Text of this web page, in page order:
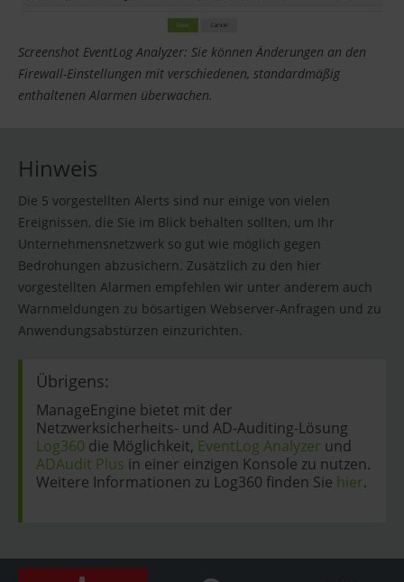
Screenshot EventLog Analyzer: Sie können Änderungen an den
Firewall-Einstellungen mit verschiedenen, standardmäßig
enthaltenen Alarmen überwachen.
Hinweis
Die 5 vorgestellten Alerts sind nur einige von vielen
Ereignissen, die Sie im Blick behalten sollten, um Ihr
Unternehmensnetzwerk so gut wie möglich gegen
Bedrohungen abzusichern. Zusätzlich zu den hier
vorgestellten Alarmen empfehlen wir unter anderem auch
Warnmeldungen zu bösartigen Webserver-Anfragen und zu
Anwendungsabstürzen einzurichten.
Übrigens:
ManageEngine bietet mit der
Netzwerksicherheits- und AD-Auditing-Lösung
Log360 die Möglichkeit, EventLog Analyzer und
ADAudit Plus in einer einzigen Konsole zu nutzen.
Weitere Informationen zu Log360 finden Sie hier.